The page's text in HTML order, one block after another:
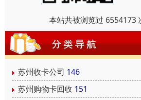
本站共被浏览过 6554173
苏州收卡公司 146
苏州购物卡回收 151